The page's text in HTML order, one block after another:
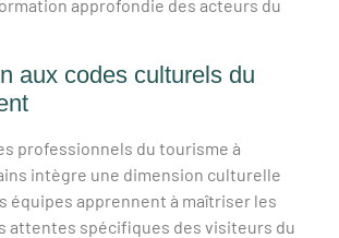
approfondie des acteurs du
aux codes culturels du
professionnels du tourisme à
intègre une dimension culturelle
équipes apprennent à maîtriser les
attentes spécifiques des visiteurs du